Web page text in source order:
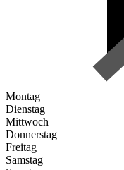
Montag
Dienstag
Mittwoch
Donnerstag
Freitag
Samstag